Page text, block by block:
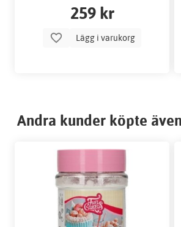
259 kr
Lägg i varukorg
Andra kunder köpte